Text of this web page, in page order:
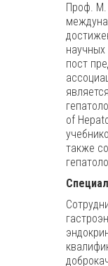
Проф.
пост
of
также